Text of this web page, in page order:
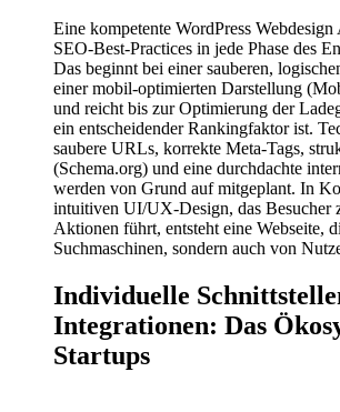
Eine kompetente WordPress
SEO-Best-Practices in jede Phase des
Das beginnt bei einer sauberen,
einer mobil-optimierten Darstellung
und reicht bis zur Optimierung der
ein entscheidender Rankingfaktor ist.
saubere URLs, korrekte Meta-Tags,
(Schema.org) und eine durchdachte
werden von Grund auf mitgeplant. In
intuitiven UI/UX-Design, das Besucher
Aktionen führt, entsteht eine Webseite,
Suchmaschinen, sondern auch von
Individuelle
Integrationen: Das
Startups